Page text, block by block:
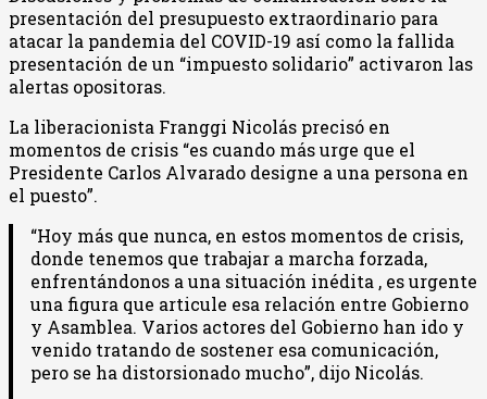
presentación del presupuesto extraordinario para
atacar la pandemia del COVID-19 así como la fallida
presentación de un “impuesto solidario” activaron las
alertas opositoras.
La liberacionista Franggi Nicolás precisó en
momentos de crisis “es cuando más urge que el
Presidente Carlos Alvarado designe a una persona en
el puesto”.
“Hoy más que nunca, en estos momentos de crisis,
donde tenemos que trabajar a marcha forzada,
enfrentándonos a una situación inédita , es urgente
una figura que articule esa relación entre Gobierno
y Asamblea. Varios actores del Gobierno han ido y
venido tratando de sostener esa comunicación,
pero se ha distorsionado mucho”, dijo Nicolás.